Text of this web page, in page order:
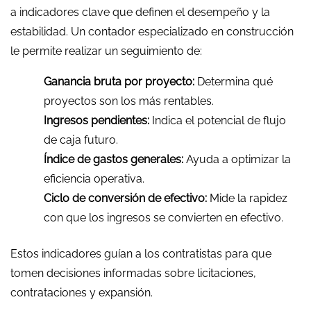
a indicadores clave que definen el desempeño y la
estabilidad. Un contador especializado en construcción
le permite realizar un seguimiento de:
Ganancia bruta por proyecto: Determina qué
proyectos son los más rentables.
Ingresos pendientes: Indica el potencial de flujo
de caja futuro.
Índice de gastos generales: Ayuda a optimizar la
eficiencia operativa.
Ciclo de conversión de efectivo: Mide la rapidez
con que los ingresos se convierten en efectivo.
Estos indicadores guían a los contratistas para que
tomen decisiones informadas sobre licitaciones,
contrataciones y expansión.